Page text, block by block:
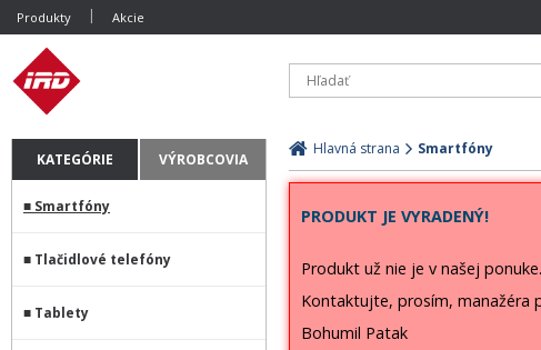
Produkty Akcie
KATEGÓRIE VÝROBCOVIA
Smartfóny
Tlačidlové telefóny
Tablety
Hlavná strana Smartfóny
PRODUKT JE VYRADENÝ!
Produkt už nie je v našej ponuke.
Kontaktujte, prosím, manažéra
Bohumil Patak